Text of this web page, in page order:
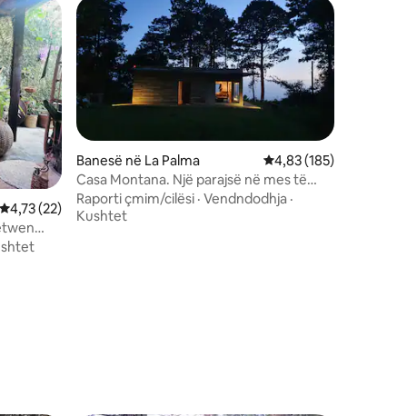
Vlerësimi mesatar 4,73 nga 5, 22 vlerësime
4,73 (22)
Banesë në La Palma Vlerësimi mesatar
4,83 (185)
Casa Montana. Një parajsë në mes të
pyllit
Raporti çmim/cilësi · Vendndodhja ·
Kushtet